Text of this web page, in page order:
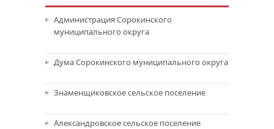
Администрация Сорокинского
муниципального округа
Дума Сорокинского муниципального округа
Знаменщиковское сельское поселение
Александровское сельское поселение